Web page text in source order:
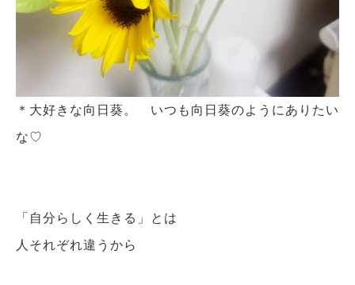
＊大好きな向日葵。 いつも向日葵のようにありたい
な♡
「自分らしく生きる」とは
人それぞれ違うから